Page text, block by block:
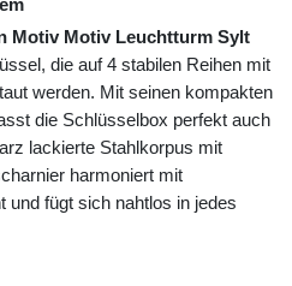
Motiv Motiv Leuchtturm Sylt
die auf 4 stabilen Reihen mit
werden. Mit seinen kompakten
die Schlüsselbox perfekt auch
lackierte Stahlkorpus mit
harmoniert mit
und fügt sich nahtlos in jedes